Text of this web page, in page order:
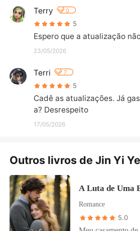
Terry 0
5
Espero que a atualização
23/05/2026
Terri 7
5
Cadê as atualizações. Já
a? Desrespeito
17/05/2026
Outros livros de Jin Yi
A Luta de Uma
Romance
5.0